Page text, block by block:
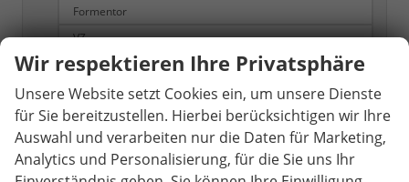
Formentor
VZ
VZ 2.0 TSI
VZ 2.0 TSI 245 kW 4Drive
VZ 2.0 TSI 7-Gang-DSG 4Drive
VZ 4Drive
VZ Formentor 2.0 TSI 4Drive DSG 333 PS
Wir respektieren Ihre Privatsphäre
Unsere Website setzt Cookies ein, um unsere Dienste
für Sie bereitzustellen. Hierbei berücksichtigen wir Ihre
Auswahl und verarbeiten nur die Daten für Marketing,
Analytics und Personalisierung, für die Sie uns Ihr